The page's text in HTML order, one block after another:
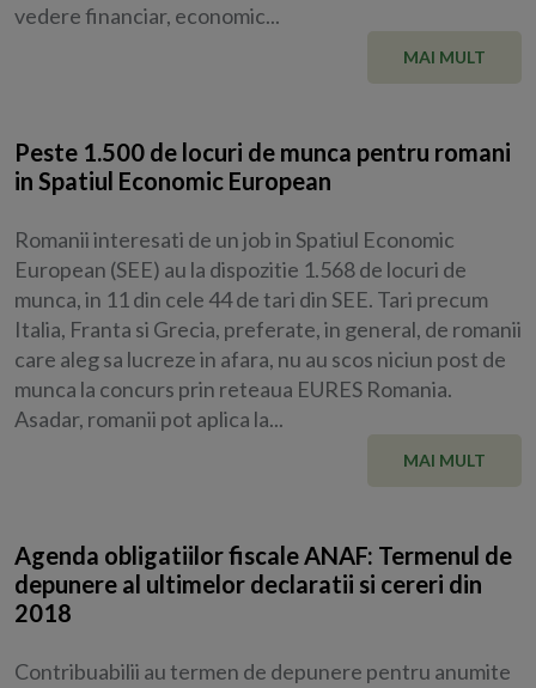
vedere financiar, economic...
MAI MULT
Peste 1.500 de locuri de munca pentru romani
in Spatiul Economic European
Romanii interesati de un job in Spatiul Economic
European (SEE) au la dispozitie 1.568 de locuri de
munca, in 11 din cele 44 de tari din SEE. Tari precum
Italia, Franta si Grecia, preferate, in general, de romanii
care aleg sa lucreze in afara, nu au scos niciun post de
munca la concurs prin reteaua EURES Romania.
Asadar, romanii pot aplica la...
MAI MULT
Agenda obligatiilor fiscale ANAF: Termenul de
depunere al ultimelor declaratii si cereri din
2018
Contribuabilii au termen de depunere pentru anumite